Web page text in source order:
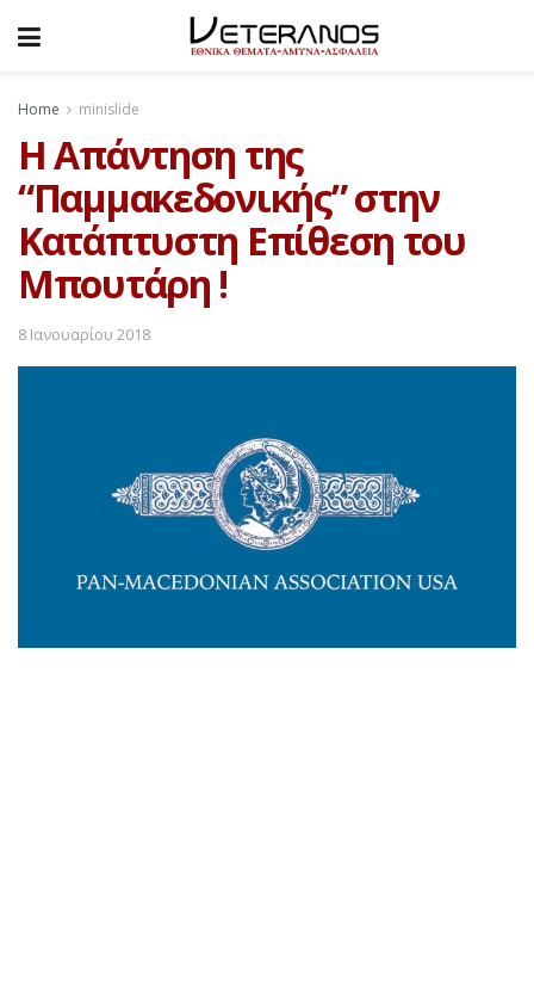
Home minislide
Η Απάντηση της
“Παμμακεδονικής” στην
Κατάπτυστη Επίθεση του
Μπουτάρη !
8 Ιανουαρίου 2018